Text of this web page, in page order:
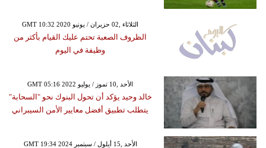
GMT 10:32 2020 الثلاثاء ,02 حزيران / يونيو
الظروف الصعبة تحتم عليك القيام بأكثر من
وظيفة في اليوم
GMT 05:16 2022 الأحد ,10 تموز / يوليو
خالد وحيد يؤكد أن تحول البنوك نحو "السحابة"
يتطلب تطبيق أفضل معايير الأمن السيبراني
GMT 19:34 2024 الأحد ,15 أيلول / سبتمبر